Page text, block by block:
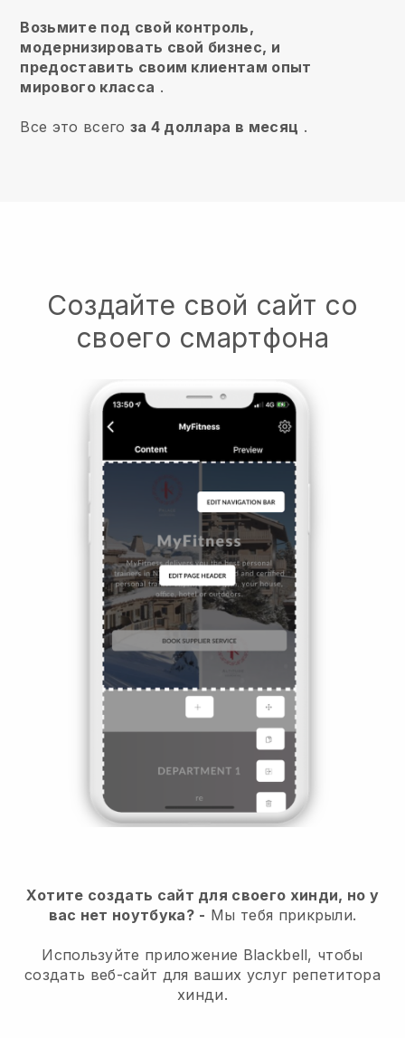
Возьмите под свой контроль,
модернизировать свой бизнес, и
предоставить своим клиентам опыт
мирового класса .
Все это всего за 4 доллара в месяц .
Создайте свой сайт со
своего смартфона
Хотите создать сайт для своего хинди, но у
вас нет ноутбука? - Мы тебя прикрыли.
Используйте приложение Blackbell, чтобы
создать веб-сайт для ваших услуг репетитора
хинди.